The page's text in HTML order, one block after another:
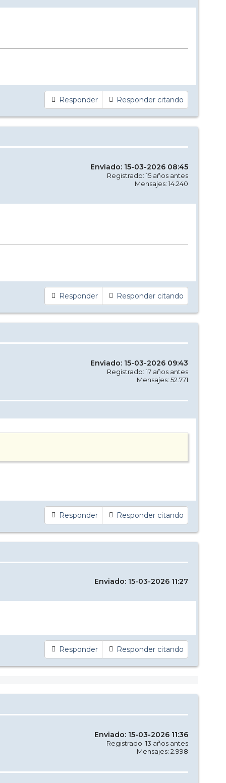
Responder Responder citando
Enviado: 15-03-2026 08:45
Registrado: 15 años antes
Mensajes: 14.240
Responder Responder citando
Enviado: 15-03-2026 09:43
Registrado: 17 años antes
Mensajes: 52.771
Responder Responder citando
Enviado: 15-03-2026 11:27
Responder Responder citando
Enviado: 15-03-2026 11:36
Registrado: 13 años antes
Mensajes: 2.998